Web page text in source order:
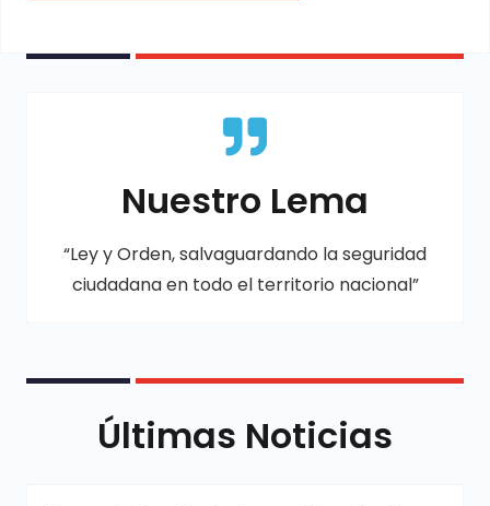
Nuestro Lema
“Ley y Orden, salvaguardando la seguridad
ciudadana en todo el territorio nacional”
Últimas Noticias